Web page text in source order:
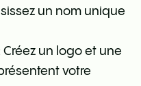
un nom unique
un logo et une
votre